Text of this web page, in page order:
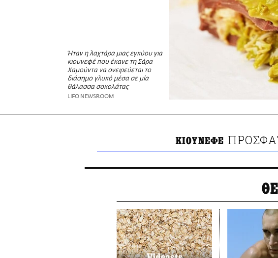
Ήταν η λαχτάρα μιας εγκύου για
κιουνεφέ που έκανε τη Σάρα
Χαμούντα να ονειρεύεται το
διάσημο γλυκό μέσα σε μία
θάλασσα σοκολάτας
LIFO NEWSROOM
ΚΙΟΥΝΕΦΕ